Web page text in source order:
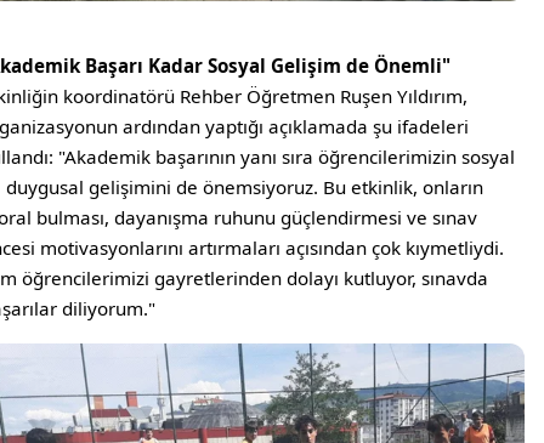
Başarı Kadar Sosyal Gelişim de Önemli"
koordinatörü Rehber Öğretmen Ruşen Yıldırım,
ardından yaptığı açıklamada şu ifadeleri
"Akademik başarının yanı sıra öğrencilerimizin sosyal
duygusal gelişimini de önemsiyoruz. Bu etkinlik, onların
bulması, dayanışma ruhunu güçlendirmesi ve sınav
motivasyonlarını artırmaları açısından çok kıymetliydi.
öğrencilerimizi gayretlerinden dolayı kutluyor, sınavda
diliyorum."